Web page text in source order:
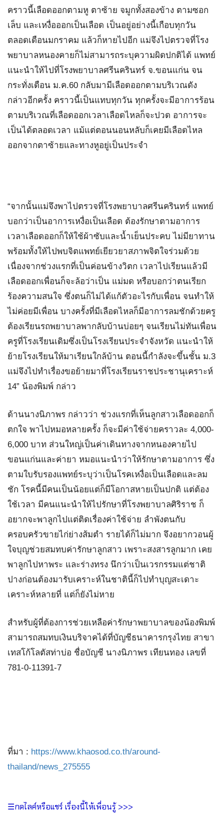
คราวนี้เลือดออกตามหู ตาซ้าย จมูกทั้งสองข้าง ตามซอก
เล็บ และเหงื่อออกเป็นเลือด เป็นอยู่อย่างนี้เกือบทุกวัน
ตลอดเดือนมกราคม แล้วก็หายไปอีก แม่จึงไปตรวจที่โรง
พยาบาลหนองคายก็ไม่สามารถระบุความผิดปกติได้ แพทย์
แนะนำให้ไปที่โรงพยาบาลศรีนครินทร์ จ.ขอนแก่น จน
กระทั่งเดือน ม.ค.60 กลับมามีเลือดออกตามบริเวณดัง
กล่าวอีกครั้ง คราวนี้เป็นแทบทุกวัน ทุกครั้งจะมีอาการร้อน
ตามบริเวณที่เลือดออกเวลาเลือดไหลก็จะปวด อาการจะ
เป็นได้ตลอดเวลา แม้แต่ตอนนอนหลับก็เคยมีเลือดไหล
ออกจากตาซ้ายและทางหูอยู่เป็นประจำ
“จากนั้นแม่จึงพาไปตรวจที่โรงพยาบาลศรีนครินทร์ แพทย์
บอกว่าเป็นอาการเหงื่อเป็นเลือด ต้องรักษาตามอาการ
เวลาเลือดออกก็ให้ใช้ผ้าซับและน้ำเย็นประคบ ไม่มียาทาน
พร้อมทั้งให้ไปพบจิตแพทย์เยียวยาสภาพจิตใจร่วมด้วย
เนื่องจากช่วงแรกที่เป็นค่อนข้างวิตก เวลาไปเรียนแล้วมี
เลือดออกเพื่อนก็จะล้อว่าเป็น แม่มด หรือบอกว่าตนเรียก
ร้องความสนใจ ซึ่งตนก็ไม่ได้แก้ตัวอะไรกับเพื่อน จนทำให้
ไม่ค่อยมีเพื่อน บางครั้งที่มีเลือดไหลก็มีอาการลมชักด้วยครู
ต้องเรียนรถพยาบาลพากลับบ้านบ่อยๆ จนเรียนไม่ทันเพื่อน
ครูที่โรงเรียนเดิมซึ่งเป็นโรงเรียนประจำจังหวัด แนะนำให้
ย้ายโรงเรียนให้มาเรียนใกล้บ้าน ตอนนี้กำลังจะขึ้นชั้น ม.3
แม่จึงไปทำเรื่องขอย้ายมาที่โรงเรียนราชประชานุเคราะห์
14” น้องพิมพ์ กล่าว
ด้านนางนิภาพร กล่าวว่า ช่วงแรกที่เห็นลูกสาวเลือดออกก็
ตกใจ พาไปหมอหลายครั้ง ก็จะมีค่าใช้จ่ายคราวละ 4,000-
6,000 บาท ส่วนใหญ่เป็นค่าเดินทางจากหนองคายไป
ขอนแก่นและค่ายา หมอแนะนำว่าให้รักษาตามอาการ ซึ่ง
ตามใบรับรองแพทย์ระบุว่าเป็นโรคเหงื่อเป็นเลือดและลม
ชัก โรคนี้มีคนเป็นน้อยแต่ก็มีโอกาสหายเป็นปกติ แต่ต้อง
ใช้เวลา มีคนแนะนำให้ไปรักษาที่โรงพยาบาลศิริราช ก็
อยากจะพาลูกไปแต่ติดเรื่องค่าใช้จ่าย ลำพังตนกับ
ครอบครัวขายไก่ย่างส้มตำ รายได้ก็ไม่มาก จึงอยากวอนผู้
ใจบุญช่วยสมทบค่ารักษาลูกสาว เพราะสงสารลูกมาก เคย
พาลูกไปหาพระ และร่างทรง นึกว่าเป็นเวรกรรมแต่ชาติ
ปางก่อนต้องมารับเคราะห์ในชาตินี้ก็ไปทำบุญสะเดาะ
เคราะห์หลายที่ แต่ก็ยังไม่หาย
สำหรับผู้ที่ต้องการช่วยเหลือค่ารักษาพยาบาลของน้องพิมพ์
สามารถสมทบเงินบริจาคได้ที่บัญชีธนาคารกรุงไทย สาขา
เทสโก้โลตัสท่าบ่อ ชื่อบัญชี นางนิภาพร เทียนทอง เลขที่
781-0-11391-7
ที่มา : https://www.khaosod.co.th/around-
thailand/news_275555
☰กดไลค์หรือแชร์ เรื่องนี้ให้เพื่อนรู้ >>>